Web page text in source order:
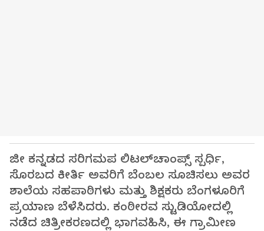
ಜೀ ಕನ್ನಡದ ಸರಿಗಮಪ ಲಿಟಲ್‌ಚಾಂಪ್ಸ್ ಸ್ಪರ್ಧಿ,
ಸೊರಬದ ಕೀರ್ತಿ ಅವರಿಗೆ ಬೆಂಬಲ ಸೂಚಿಸಲು ಅವರ
ಶಾಲೆಯ ಸಹಪಾಠಿಗಳು ಮತ್ತು ಶಿಕ್ಷಕರು ಬೆಂಗಳೂರಿಗೆ
ಪ್ರಯಾಣ ಬೆಳೆಸಿದರು. ಕಂಠೀರವ ಸ್ಟುಡಿಯೋದಲ್ಲಿ
ನಡೆದ ಚಿತ್ರೀಕರಣದಲ್ಲಿ ಭಾಗವಹಿಸಿ, ಈ ಗ್ರಾಮೀಣ